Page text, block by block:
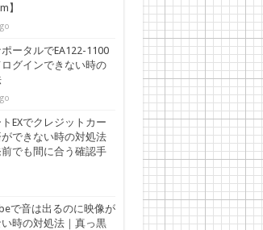
】
ータルでEA122-1100
グインできない時の
EXでクレジットカー
ができない時の対処法
前でも間に合う確認手
で音は出るのに映像が
時の対処法｜真っ黒